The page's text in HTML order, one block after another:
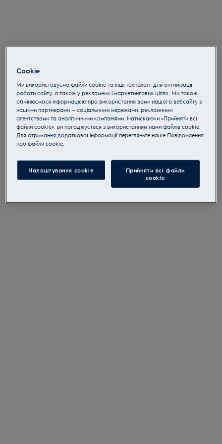
Cookie
Ми використовуємо файли cookie та інші технології для оптимізації
роботи сайту, а також у рекламних і маркетингових цілях. Ми також
обмінюємося інформацією про використання вами нашого вебсайту з
нашими партнерами — соціальними мережами, рекламними
агентствами та аналітичними компаніями. Натискаючи «Прийняти всі
файли cookie», ви погоджуєтеся з використанням нами файлів cookie.
Для отримання додаткової інформації перегляньте наше Пoвідомлення
прo файли cookie.
Налаштування cookie
Прийняти всі файли
сookie